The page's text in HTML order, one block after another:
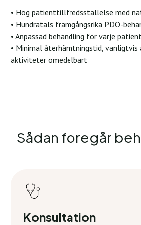
• Hög patienttillfredsställelse med
• Hundratals framgångsrika PDO-
• Anpassad behandling för varje patient
• Minimal återhämtningstid,
aktiviteter omedelbart
Sådan foregår
Konsultation